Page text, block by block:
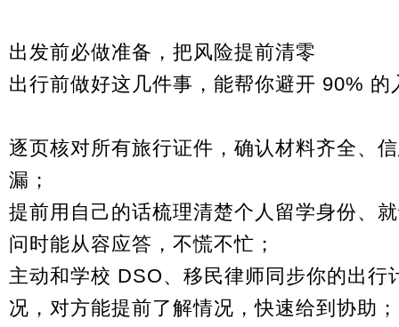
出发前必做准备，把风险提前清零
出行前做好这几件事，能帮你避开 90%
逐页核对所有旅行证件，确认材料齐全、
漏；
提前用自己的话梳理清楚个人留学身份、
问时能从容应答，不慌不忙；
主动和学校 DSO、移民律师同步你的出行
况，对方能提前了解情况，快速给到协助；